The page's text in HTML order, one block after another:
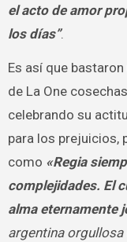
el acto de amor
los días”.
Es así que
de La One
celebrando su
para los prejuicios,
como «Regia
complejidades. El
alma eternamente
argentina orgullosa